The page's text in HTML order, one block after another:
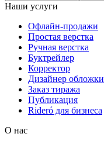
Наши услуги
Офлайн-продажи
Простая верстка
Ручная верстка
Буктрейлер
Корректор
Дизайнер обложки
Заказ тиража
Публикация
Rideró для бизнеса
О нас